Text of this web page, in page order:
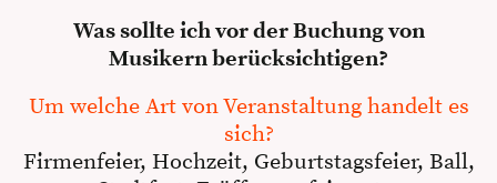
Was sollte ich vor der Buchung von
Musikern berücksichtigen?
Um welche Art von Veranstaltung handelt es
sich?
Firmenfeier, Hochzeit, Geburtstagsfeier, Ball,